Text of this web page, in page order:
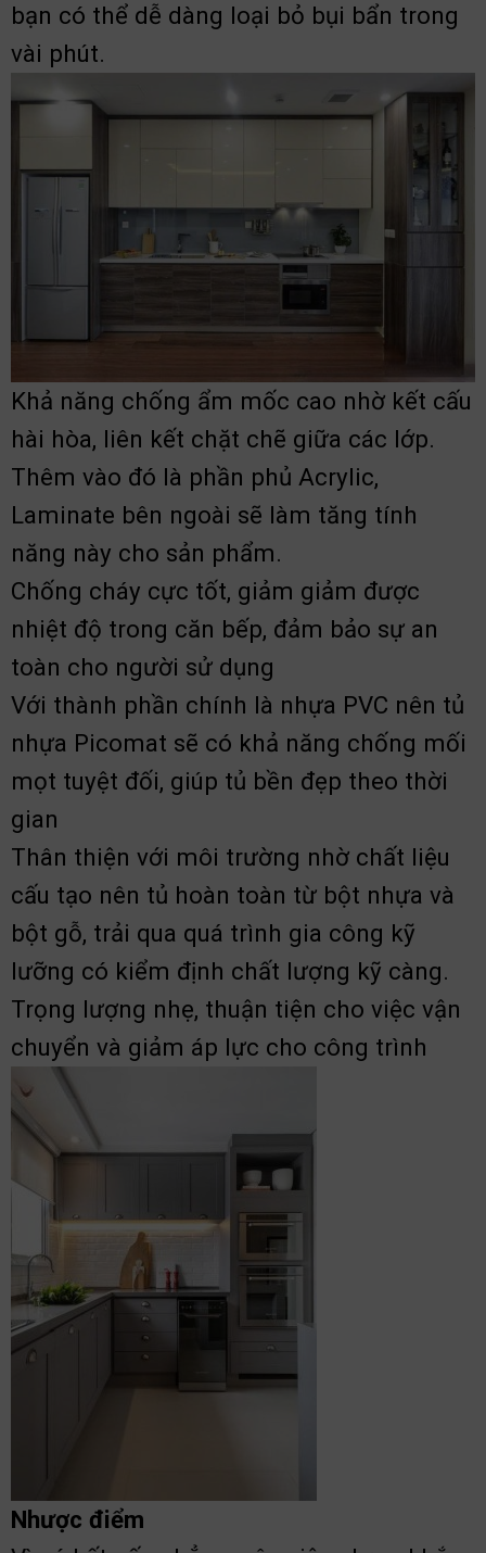
bạn có thể dễ dàng loại bỏ bụi bẩn trong
vài phút.
Khả năng chống ẩm mốc cao nhờ kết cấu
hài hòa, liên kết chặt chẽ giữa các lớp.
Thêm vào đó là phần phủ Acrylic,
Laminate bên ngoài sẽ làm tăng tính
năng này cho sản phẩm.
Chống cháy cực tốt, giảm giảm được
nhiệt độ trong căn bếp, đảm bảo sự an
toàn cho người sử dụng
Với thành phần chính là nhựa PVC nên tủ
nhựa Picomat sẽ có khả năng chống mối
mọt tuyệt đối, giúp tủ bền đẹp theo thời
gian
Thân thiện với môi trường nhờ chất liệu
cấu tạo nên tủ hoàn toàn từ bột nhựa và
bột gỗ, trải qua quá trình gia công kỹ
lưỡng có kiểm định chất lượng kỹ càng.
Trọng lượng nhẹ, thuận tiện cho việc vận
chuyển và giảm áp lực cho công trình
Nhược điểm